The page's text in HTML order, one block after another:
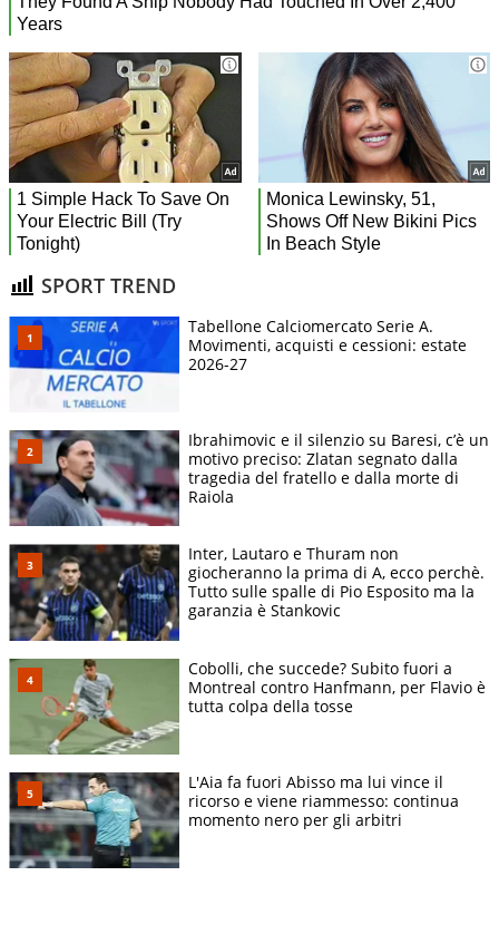
SPORT TREND
Tabellone Calciomercato Serie A.
Movimenti, acquisti e cessioni: estate
2026-27
Ibrahimovic e il silenzio su Baresi, c’è un
motivo preciso: Zlatan segnato dalla
tragedia del fratello e dalla morte di
Raiola
Inter, Lautaro e Thuram non
giocheranno la prima di A, ecco perchè.
Tutto sulle spalle di Pio Esposito ma la
garanzia è Stankovic
Cobolli, che succede? Subito fuori a
Montreal contro Hanfmann, per Flavio è
tutta colpa della tosse
L'Aia fa fuori Abisso ma lui vince il
ricorso e viene riammesso: continua
momento nero per gli arbitri